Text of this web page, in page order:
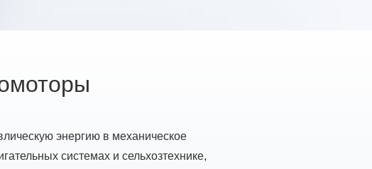
энергию в механическое
системах и сельхозтехнике,